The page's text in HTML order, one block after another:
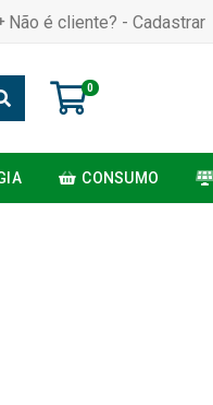
Não é cliente? - Cadastrar
0
CONSUMO